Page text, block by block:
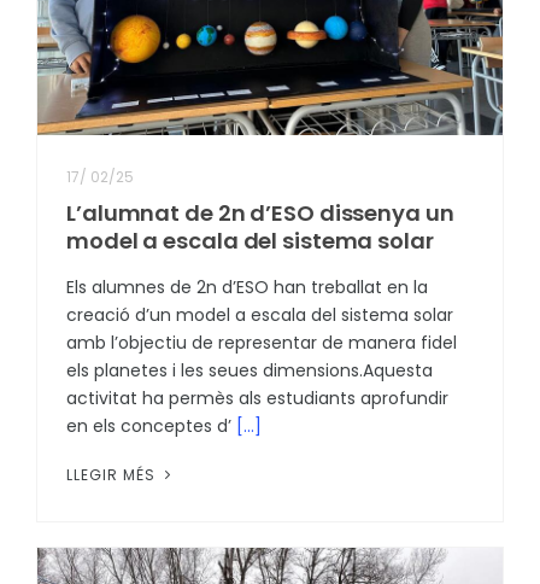
17/ 02/25
L’alumnat de 2n d’ESO dissenya un
model a escala del sistema solar
Els alumnes de 2n d’ESO han treballat en la
creació d’un model a escala del sistema solar
amb l’objectiu de representar de manera fidel
els planetes i les seues dimensions.Aquesta
activitat ha permès als estudiants aprofundir
en els conceptes d’ [...]
LLEGIR MÉS